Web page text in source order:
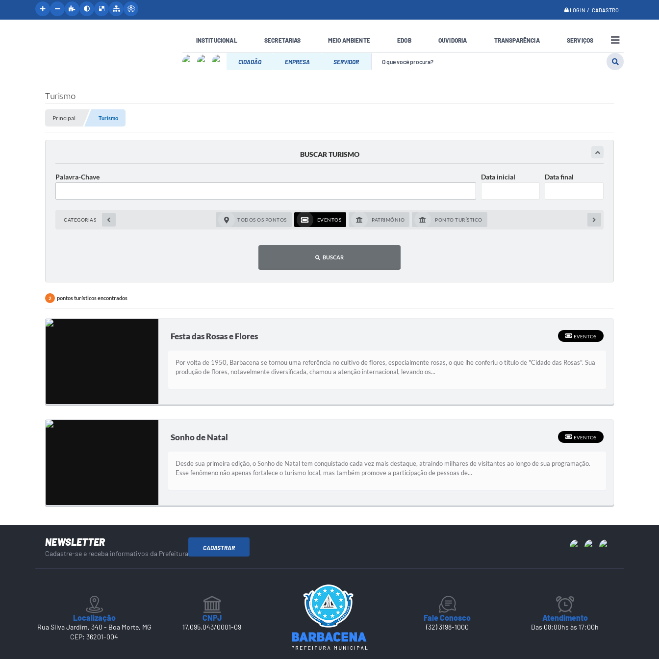
LOGIN / CADASTRO
INSTITUCIONAL SECRETARIAS MEIO AMBIENTE EDOB OUVIDORIA TRANSPARÊNCIA SERVIÇOS
CIDADÃO EMPRESA SERVIDOR
Turismo
Principal Turismo
BUSCAR TURISMO
Palavra-Chave Data inicial Data final
CATEGORIAS TODOS OS PONTOS EVENTOS PATRIMÔNIO PONTO TURÍSTICO
BUSCAR
2 pontos turísticos encontrados
Festa das Rosas e Flores EVENTOS
Por volta de 1950, Barbacena se tornou uma referência no cultivo de flores, especialmente rosas, o que lhe conferiu o título de "Cidade das Rosas". Sua
produção de flores, notavelmente diversificada, chamou a atenção internacional, levando os...
Sonho de Natal EVENTOS
Desde sua primeira edição, o Sonho de Natal tem conquistado cada vez mais destaque, atraindo milhares de visitantes ao longo de sua programação.
Esse fenômeno não apenas fortalece o turismo local, mas também promove a participação de pessoas de...
NEWSLETTER
Cadastre-se e receba informativos da Prefeitura
CADASTRAR
Localização
Rua Silva Jardim, 340 - Boa Morte, MG
CEP: 36201-004
CNPJ
17.095.043/0001-09
Fale Conosco
(32) 3198-1000
Atendimento
Das 08:00hs às 17:00h